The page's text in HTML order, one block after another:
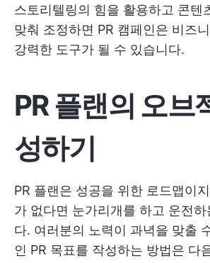
스토리텔링의 힘을 활용하고 콘텐
맞춰 조정하면 PR 캠페인은 비즈
강력한 도구가 될 수 있습니다.
PR 플랜의 오브
성하기
PR 플랜은 성공을 위한 로드맵이
가 없다면 눈가리개를 하고 운전하
다. 여러분의 노력이 과녁을 맞출
인 PR 목표를 작성하는 방법은 다